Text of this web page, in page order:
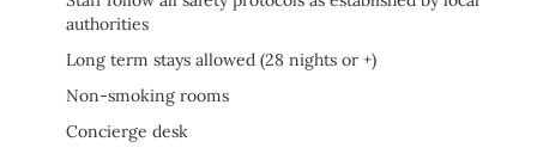
authorities
Long term stays allowed (28 nights or +)
Non-smoking rooms
Concierge desk